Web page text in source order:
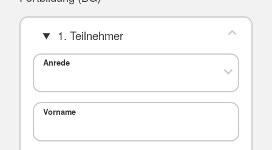
1. Teilnehmer
Anrede
Vorname